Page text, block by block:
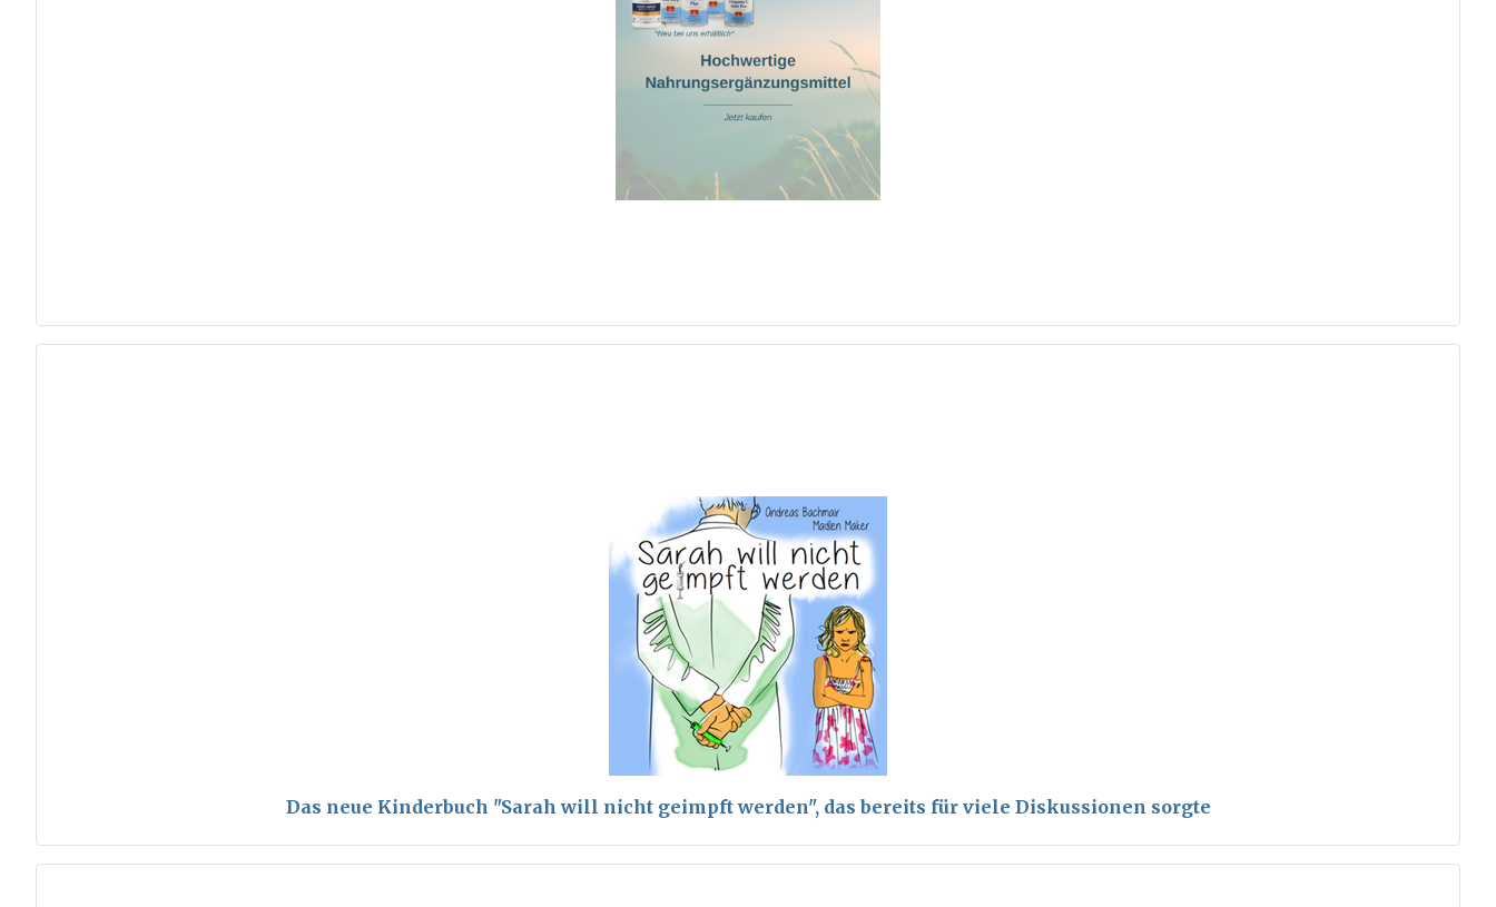
Das neue Kinderbuch "Sarah will nicht geimpft werden", das bereits für viele Diskussionen sorgte